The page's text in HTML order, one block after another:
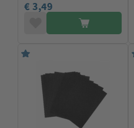
€ 3,49